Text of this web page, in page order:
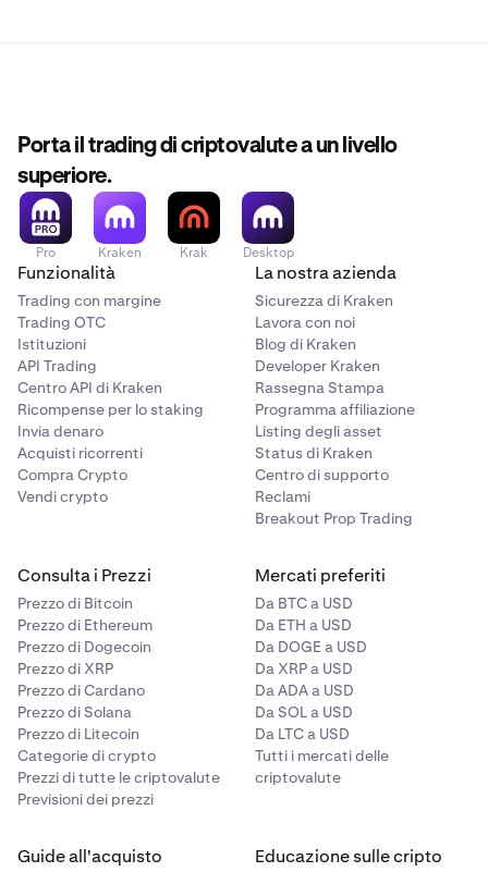
Porta il trading di criptovalute a un livello
superiore.
Pro Kraken Krak Desktop
Funzionalità
Trading con margine
Trading OTC
Istituzioni
API Trading
Centro API di Kraken
Ricompense per lo staking
Invia denaro
Acquisti ricorrenti
Compra Crypto
Vendi crypto
La nostra azienda
Sicurezza di Kraken
Lavora con noi
Blog di Kraken
Developer Kraken
Rassegna Stampa
Programma affiliazione
Listing degli asset
Status di Kraken
Centro di supporto
Reclami
Breakout Prop Trading
Consulta i Prezzi
Prezzo di Bitcoin
Prezzo di Ethereum
Prezzo di Dogecoin
Prezzo di XRP
Prezzo di Cardano
Prezzo di Solana
Prezzo di Litecoin
Categorie di crypto
Prezzi di tutte le criptovalute
Previsioni dei prezzi
Mercati preferiti
Da BTC a USD
Da ETH a USD
Da DOGE a USD
Da XRP a USD
Da ADA a USD
Da SOL a USD
Da LTC a USD
Tutti i mercati delle
criptovalute
Guide all'acquisto Educazione sulle cripto